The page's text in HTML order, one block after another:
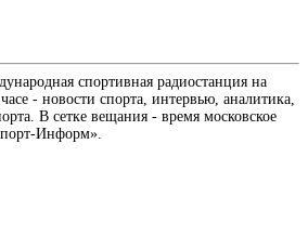
спортивная радиостанция на
- новости спорта, интервью, аналитика,
В сетке вещания - время московское
Информ».